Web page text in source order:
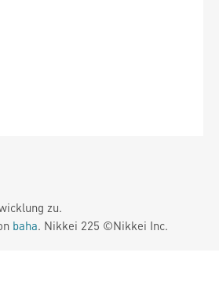
zu.
baha. Nikkei 225 ©Nikkei Inc.